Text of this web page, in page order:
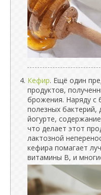
Кефир. Ещё один
продуктов,
брожения. Наряду
полезных
йогурте,
что делает этот
лактозной
кефира помагает
витамины В, и